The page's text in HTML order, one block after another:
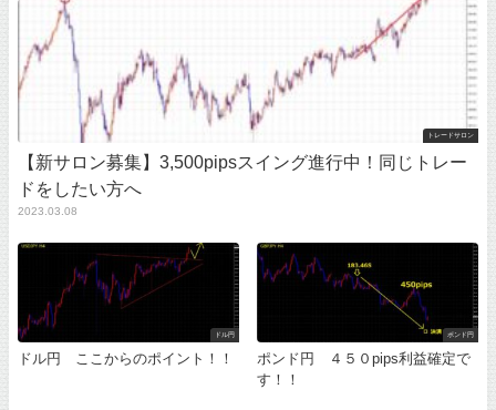
トレードサロン
【新サロン募集】3,500pipsスイング進行中！同じトレー
ドをしたい方へ
2023.03.08
ドル円
ドル円 ここからのポイント！！
ポンド円
ポンド円 ４５０pips利益確定で
す！！